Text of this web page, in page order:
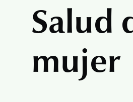
Salud
mujer